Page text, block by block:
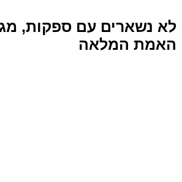
לא נשארים עם ספקות,
האמת המלאה